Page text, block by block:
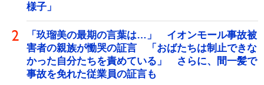
様子」
「玖瑠美の最期の言葉は…」 イオンモール事故被
害者の親族が慟哭の証言 「おばたちは制止できな
かった自分たちを責めている」 さらに、間一髪で
事故を免れた従業員の証言も